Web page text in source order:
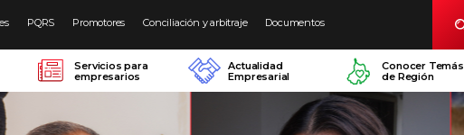
PQRS Promotores Conciliación y arbitraje Documentos
Servicios para
empresarios
Actualidad
Empresarial
Conocer Temás
de Región